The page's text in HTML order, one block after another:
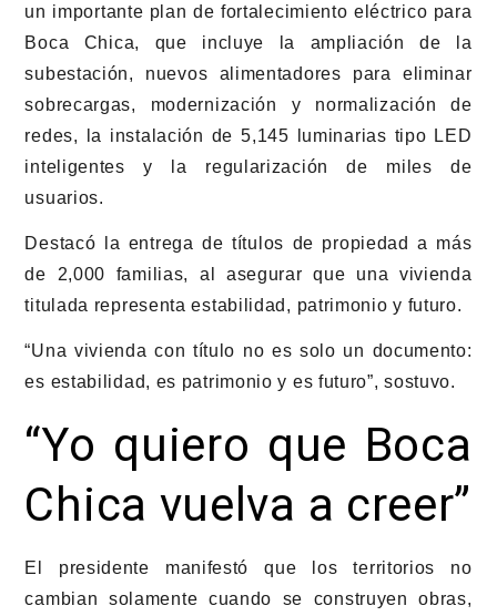
un importante plan de fortalecimiento eléctrico para
Boca Chica, que incluye la ampliación de la
subestación, nuevos alimentadores para eliminar
sobrecargas, modernización y normalización de
redes, la instalación de 5,145 luminarias tipo LED
inteligentes y la regularización de miles de
usuarios.
Destacó la entrega de títulos de propiedad a más
de 2,000 familias, al asegurar que una vivienda
titulada representa estabilidad, patrimonio y futuro.
“Una vivienda con título no es solo un documento:
es estabilidad, es patrimonio y es futuro”, sostuvo.
“Yo quiero que Boca
Chica vuelva a creer”
El presidente manifestó que los territorios no
cambian solamente cuando se construyen obras,